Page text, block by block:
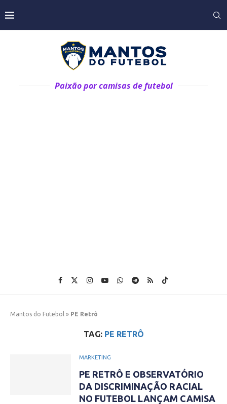
Paixão por camisas de futebol
Mantos do Futebol » PE Retrô
TAG: PE RETRÔ
MARKETING
PE RETRÔ E OBSERVATÓRIO
DA DISCRIMINAÇÃO RACIAL
NO FUTEBOL LANÇAM CAMISA